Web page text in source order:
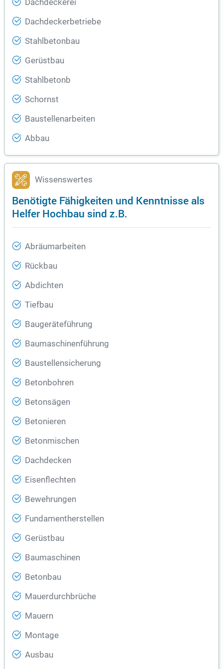
Dachdeckerei
Dachdeckerbetriebe
Stahlbetonbau
Gerüstbau
Stahlbetonb
Schornst
Baustellenarbeiten
Abbau
Wissenswertes
Benötigte Fähigkeiten und Kenntnisse als
Helfer Hochbau sind z.B.
Abräumarbeiten
Rückbau
Abdichten
Tiefbau
Baugeräteführung
Baumaschinenführung
Baustellensicherung
Betonbohren
Betonsägen
Betonieren
Betonmischen
Dachdecken
Eisenflechten
Bewehrungen
Fundamentherstellen
Gerüstbau
Baumaschinen
Betonbau
Mauerdurchbrüche
Mauern
Montage
Ausbau